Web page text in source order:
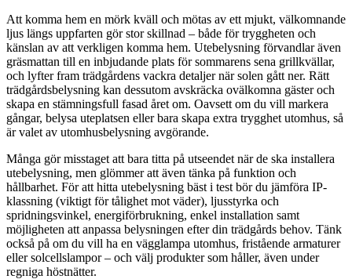
Att komma hem en mörk kväll och mötas av ett mjukt, välkomnande
ljus längs uppfarten gör stor skillnad – både för tryggheten och
känslan av att verkligen komma hem. Utebelysning förvandlar även
gräsmattan till en inbjudande plats för sommarens sena grillkvällar,
och lyfter fram trädgårdens vackra detaljer när solen gått ner. Rätt
trädgårdsbelysning kan dessutom avskräcka ovälkomna gäster och
skapa en stämningsfull fasad året om. Oavsett om du vill markera
gångar, belysa uteplatsen eller bara skapa extra trygghet utomhus, så
är valet av utomhusbelysning avgörande.
Många gör misstaget att bara titta på utseendet när de ska installera
utebelysning, men glömmer att även tänka på funktion och
hållbarhet. För att hitta utebelysning bäst i test bör du jämföra IP-
klassning (viktigt för tålighet mot väder), ljusstyrka och
spridningsvinkel, energiförbrukning, enkel installation samt
möjligheten att anpassa belysningen efter din trädgårds behov. Tänk
också på om du vill ha en vägglampa utomhus, fristående armaturer
eller solcellslampor – och välj produkter som håller, även under
regniga höstnätter.